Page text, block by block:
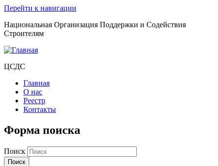
Перейти к навигации
Национальная Организация Поддержки и Содействия
Строителям
ЦСДС
Главная
О нас
Реестр
Контакты
Форма поиска
Поиск